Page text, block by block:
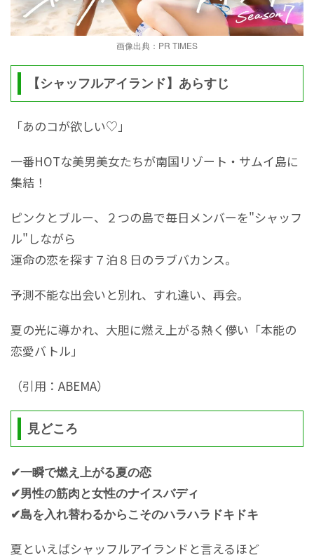
画像出典：PR TIMES
【シャッフルアイランド】あらすじ
「あのコが欲しい♡」
一番HOTな美男美女たちが南国リゾート・サムイ島に
集結！
ピンクとブルー、２つの島で毎日メンバーを"シャッフ
ル"しながら
運命の恋を探す７泊８日のラブバカンス。
予測不能な出会いと別れ、すれ違い、再会。
夏の光に導かれ、大胆に燃え上がる熱く儚い「本能の
恋愛バトル」
（引用：ABEMA）
見どころ
✔一瞬で燃え上がる夏の恋
✔男性の筋肉と女性のナイスバディ
✔島を入れ替わるからこそのハラハラドキドキ
夏といえばシャッフルアイランドと言えるほど